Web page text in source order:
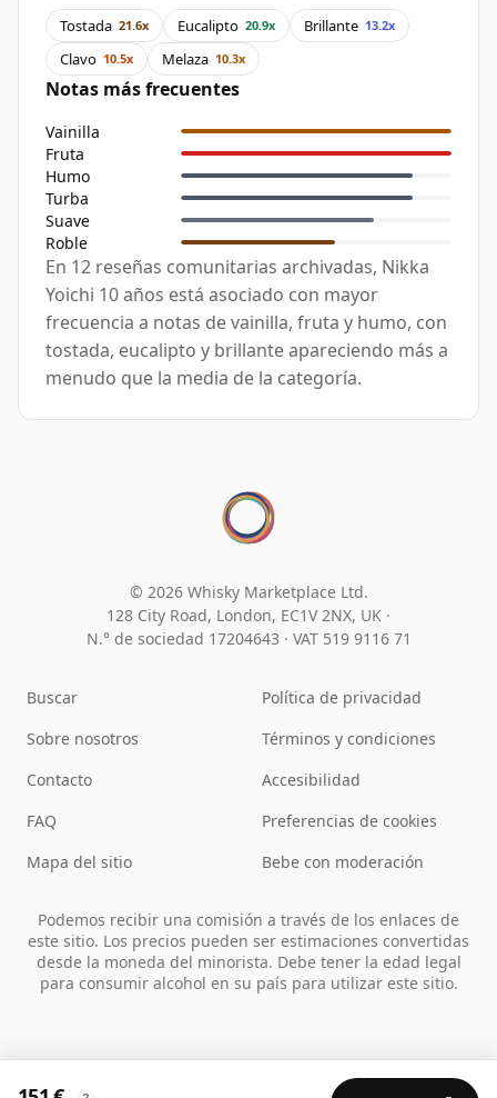
Tostada 21.6x Eucalipto 20.9x Brillante 13.2x
Clavo 10.5x Melaza 10.3x
Notas más frecuentes
Vainilla
Fruta
Humo
Turba
Suave
Roble
En 12 reseñas comunitarias archivadas, Nikka
Yoichi 10 años está asociado con mayor
frecuencia a notas de vainilla, fruta y humo, con
tostada, eucalipto y brillante apareciendo más a
menudo que la media de la categoría.
© 2026 Whisky Marketplace Ltd.
128 City Road, London, EC1V 2NX, UK ·
N.° de sociedad 17204643 · VAT 519 9116 71
Buscar
Sobre nosotros
Contacto
FAQ
Mapa del sitio
Política de privacidad
Términos y condiciones
Accesibilidad
Preferencias de cookies
Bebe con moderación
Podemos recibir una comisión a través de los enlaces de
este sitio. Los precios pueden ser estimaciones convertidas
desde la moneda del minorista. Debe tener la edad legal
para consumir alcohol en su país para utilizar este sitio.